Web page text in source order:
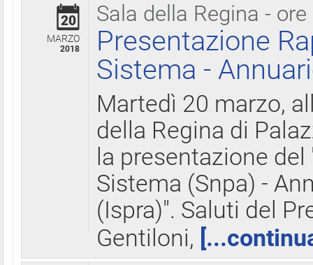
Sala della Regina - ore
20
MARZO
2018
Presentazione
Sistema -
Martedì 20 marzo,
della Regina di
la presentazione
Sistema (Snpa) -
(Ispra)". Saluti del
Gentiloni,